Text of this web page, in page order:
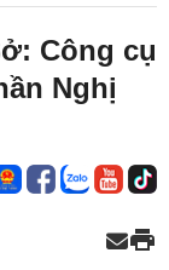
Công cụ
Nghị